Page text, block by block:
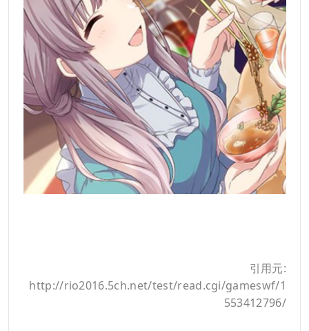
引用元:
http://rio2016.5ch.net/test/read.cgi/gameswf/1
553412796/